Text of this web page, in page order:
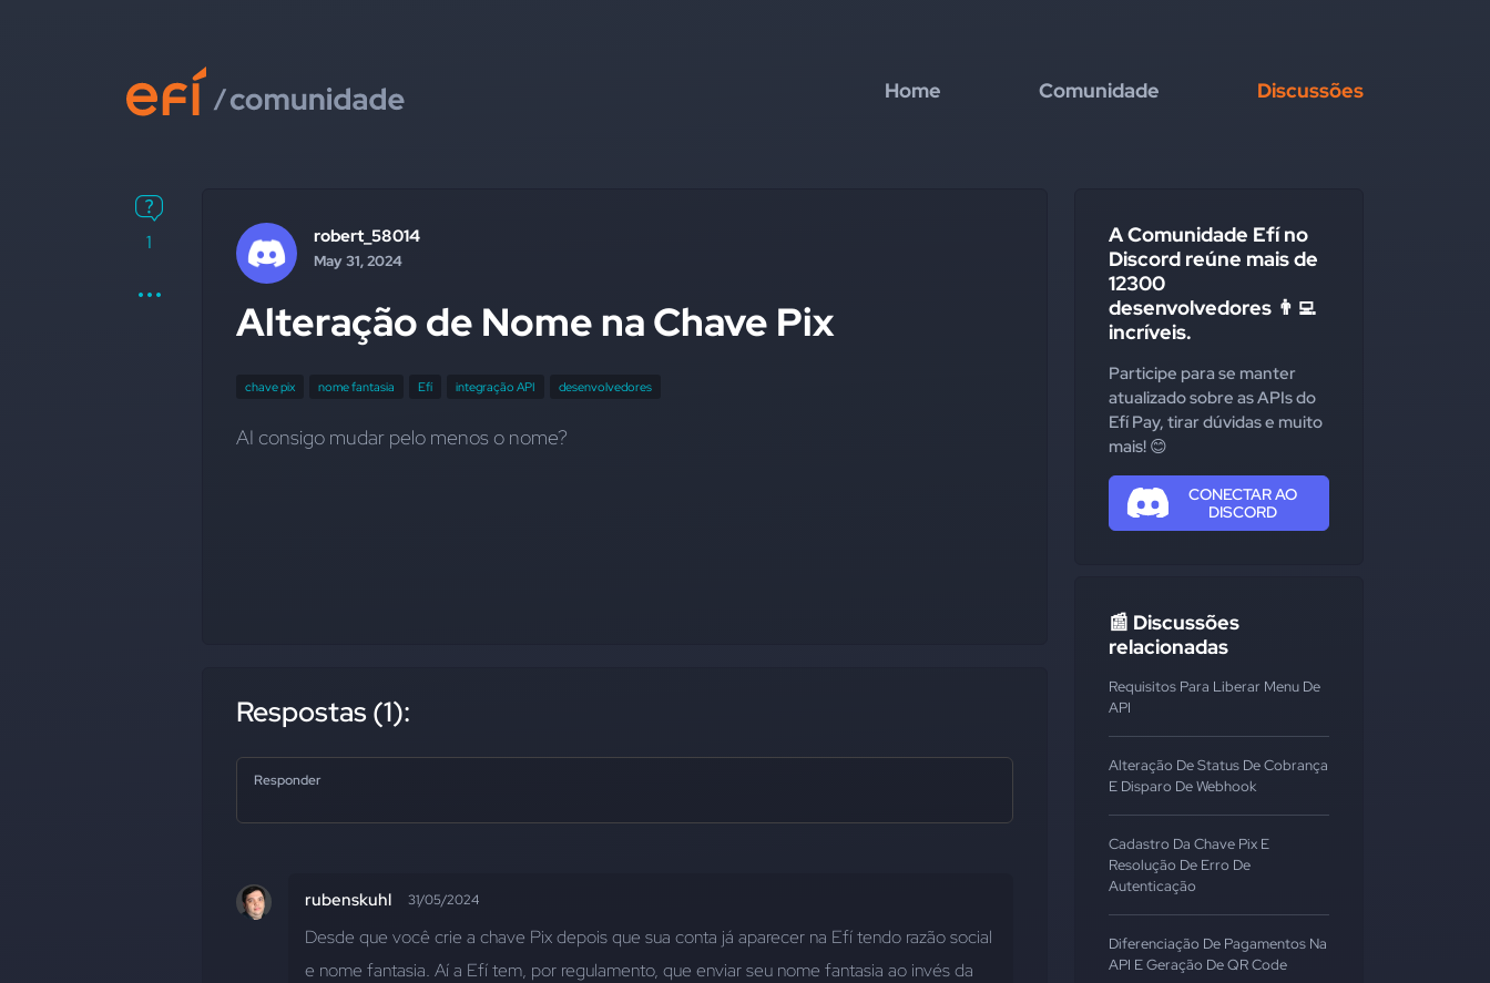
Home Comunidade Discussões
1 robert_58014
May 31, 2024
Alteração de Nome na Chave Pix
chave pix nome fantasia Efí integração API desenvolvedores
AI consigo mudar pelo menos o nome?
Respostas (1):
Responder
rubenskuhl 31/05/2024
Desde que você crie a chave Pix depois que sua conta já aparecer na Efí tendo razão social
e nome fantasia. Aí a Efí tem, por regulamento, que enviar seu nome fantasia ao invés da
A Comunidade Efí no
Discord reúne mais de
12300
desenvolvedores 👨‍💻
incríveis.
Participe para se manter
atualizado sobre as APIs do
Efí Pay, tirar dúvidas e muito
mais! 😊
CONECTAR AO
DISCORD
📰 Discussões
relacionadas
Requisitos Para Liberar Menu De
API
Alteração De Status De Cobrança
E Disparo De Webhook
Cadastro Da Chave Pix E
Resolução De Erro De
Autenticação
Diferenciação De Pagamentos Na
API E Geração De QR Code